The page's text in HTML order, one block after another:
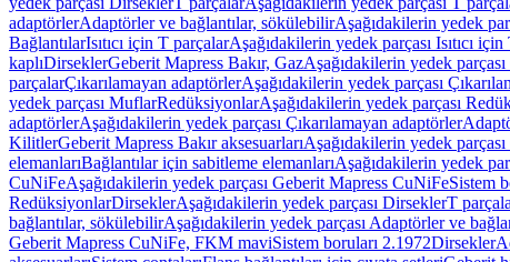
adaptörlerAdaptörler ve bağlantılar, sökülebilirAşağıdakilerin yedek
BağlantılarIsıtıcı için T parçalarAşağıdakilerin yedek parçası Isıtıcı
kaplıDirseklerGeberit Mapress Bakır, GazAşağıdakilerin yedek
parçalarÇıkarılamayan adaptörlerAşağıdakilerin yedek parçası
yedek parçası MuflarRedüksiyonlarAşağıdakilerin yedek parçası
adaptörlerAşağıdakilerin yedek parçası Çıkarılamayan adaptörler
KilitlerGeberit Mapress Bakır aksesuarlarıAşağıdakilerin yedek
elemanlarıBağlantılar için sabitleme elemanlarıAşağıdakilerin yedek
CuNiFeAşağıdakilerin yedek parçası Geberit Mapress CuNiFeSistem
RedüksiyonlarDirseklerAşağıdakilerin yedek parçası DirseklerT
bağlantılar, sökülebilirAşağıdakilerin yedek parçası Adaptörler ve
Geberit Mapress CuNiFe, FKM maviSistem boruları 2.1972Dirsekler